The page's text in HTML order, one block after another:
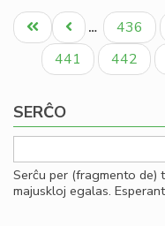
Pagination
Unua
paĝo
Antaŭa
paĝo
… Paĝo
436
Paĝo
441 Paĝo
442
SERĈO
Serĉu per (fragmento de)
majuskloj egalas.